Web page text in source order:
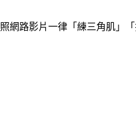
網路影片一律「練三角肌」